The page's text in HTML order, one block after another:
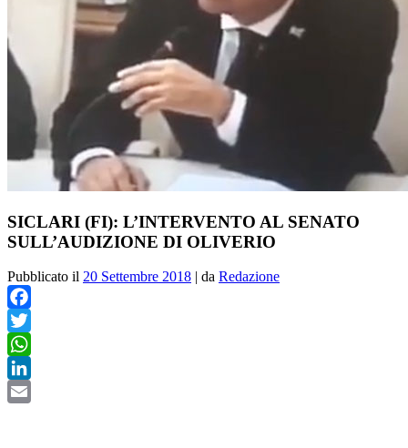
SICLARI (FI): L’INTERVENTO AL SENATO
SULL’AUDIZIONE DI OLIVERIO
Pubblicato il 20 Settembre 2018 | da Redazione
Facebook
Twitter
WhatsApp
LinkedIn